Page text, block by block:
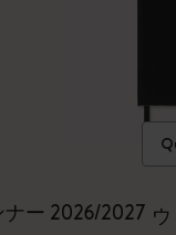
ー 2026/2027